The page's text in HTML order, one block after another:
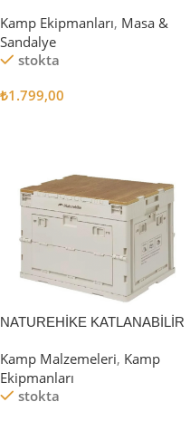
Kamp Ekipmanları, Masa &
Sandalye
stokta
₺1.799,00
NATUREHİKE KATLANABİLİR
Kamp Malzemeleri, Kamp
Ekipmanları
stokta